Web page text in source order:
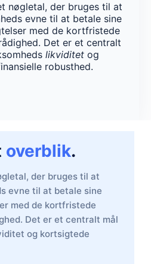
nøgletal, der bruges til at
evne til at betale sine
med de kortfristede
Det er et centralt
likviditetog
robusthed.
overblik.
der bruges til at
evne til at betale sine
med de kortfristede
Det er et centralt mål
og kortsigtede